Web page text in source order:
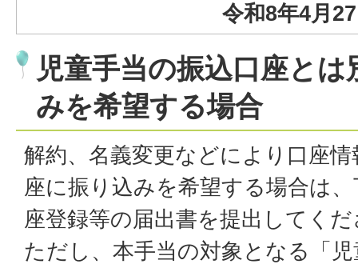
令和8年4月
児童手当の振込口座と
みを希望する場合
解約、名義変更などにより口座
座に振り込みを希望する場合は
座登録等の届出書を提出してく
ただし、本手当の対象となる「